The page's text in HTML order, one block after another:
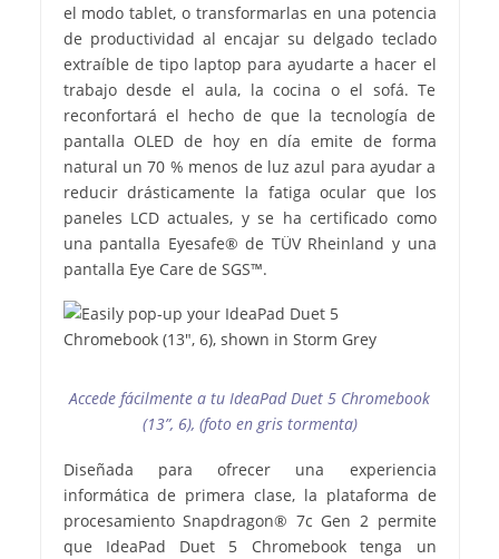
el modo tablet, o transformarlas en una potencia
de productividad al encajar su delgado teclado
extraíble de tipo laptop para ayudarte a hacer el
trabajo desde el aula, la cocina o el sofá. Te
reconfortará el hecho de que la tecnología de
pantalla OLED de hoy en día emite de forma
natural un 70 % menos de luz azul para ayudar a
reducir drásticamente la fatiga ocular que los
paneles LCD actuales, y se ha certificado como
una pantalla Eyesafe® de TÜV Rheinland y una
pantalla Eye Care de SGS™.
Accede fácilmente a tu IdeaPad Duet 5 Chromebook
(13”, 6), (foto en gris tormenta)
Diseñada para ofrecer una experiencia
informática de primera clase, la plataforma de
procesamiento Snapdragon® 7c Gen 2 permite
que IdeaPad Duet 5 Chromebook tenga un